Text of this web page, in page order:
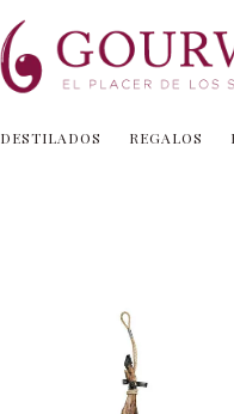
DESTILADOS REGALOS